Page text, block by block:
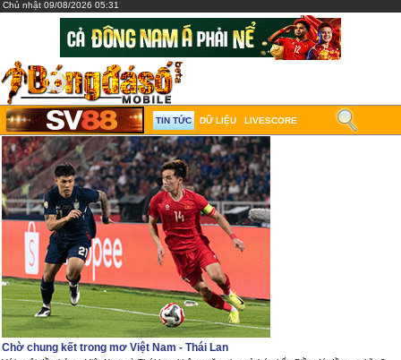
Chủ nhật 09/08/2026 05:31
TIN TỨC DỮ LIỆU LIVESCORE
Chờ chung kết trong mơ Việt Nam - Thái Lan